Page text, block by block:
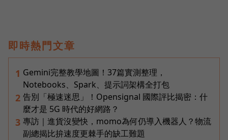
即時熱門文章
1 Gemini完整教學地圖！37篇實測整理，
Notebooks、Spark、提示詞架構全打包
2 告別「極速迷思」！Opensignal 國際評比揭密：什
麼才是 5G 時代的好網路？
3 專訪｜進貨沒變快，momo為何仍導入機器人？物流
副總揭比拚速度更棘手的缺工難題